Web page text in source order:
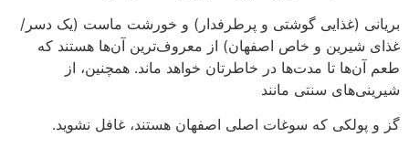
بریانی (غذایی گوشتی و پرطرفدار) و خورشت ماست (یک دسر/
غذای شیرین و خاص اصفهان) از معروف‌ترین آن‌ها هستند که
طعم آن‌ها تا مدت‌ها در خاطرتان خواهد ماند. همچنین، از
شیرینی‌های سنتی مانند
گز و پولکی که سوغات اصلی اصفهان هستند، غافل نشوید.